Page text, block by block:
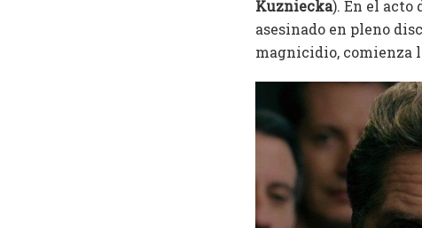
Kuzniecka). En el acto
asesinado en pleno
magnicidio, comienza